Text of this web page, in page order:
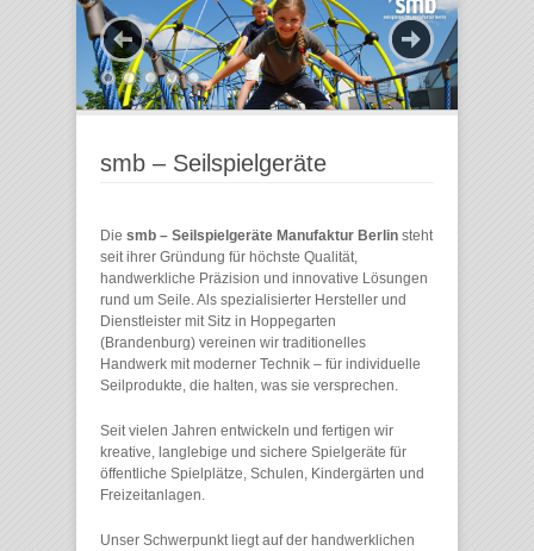
smb – Seilspielgeräte
Die smb – Seilspielgeräte Manufaktur Berlin steht
seit ihrer Gründung für höchste Qualität,
handwerkliche Präzision und innovative Lösungen
rund um Seile. Als spezialisierter Hersteller und
Dienstleister mit Sitz in Hoppegarten
(Brandenburg) vereinen wir traditionelles
Handwerk mit moderner Technik – für individuelle
Seilprodukte, die halten, was sie versprechen.
Seit vielen Jahren entwickeln und fertigen wir
kreative, langlebige und sichere Spielgeräte für
öffentliche Spielplätze, Schulen, Kindergärten und
Freizeitanlagen.
Unser Schwerpunkt liegt auf der handwerklichen